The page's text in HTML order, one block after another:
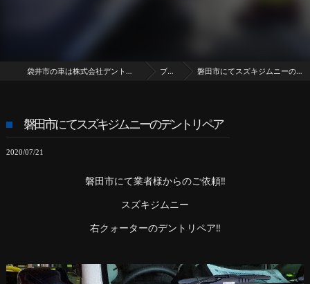
袋井市の車は株式会社デントリペア・オゴマ ブログ 磐田市にてスズキジムニーのデントリペア
磐田市にてスズキジムニーのデントリペア
2020/07/21
磐田市にて業者様からのご依頼‼️
スズキジムニー
右クォーターのデントリペア‼️